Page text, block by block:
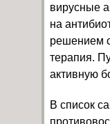
вирусные
на
решением
терапия.
активную
В список